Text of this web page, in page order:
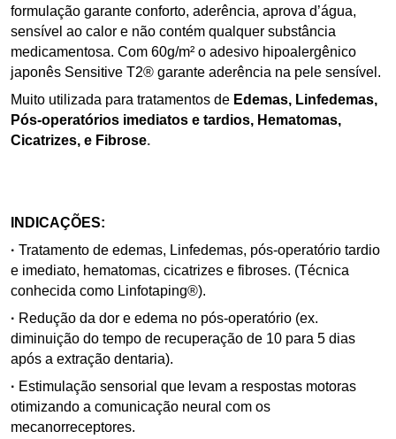
formulação garante conforto, aderência, aprova d’água,
sensível ao calor e não contém qualquer substância
medicamentosa. Com 60g/m² o adesivo hipoalergênico
japonês Sensitive T2® garante aderência na pele sensível.
Muito utilizada para tratamentos de Edemas, Linfedemas,
Pós-operatórios imediatos e tardios, Hematomas,
Cicatrizes, e Fibrose.
INDICAÇÕES:
· Tratamento de edemas, Linfedemas, pós-operatório tardio
e imediato, hematomas, cicatrizes e fibroses. (Técnica
conhecida como Linfotaping®).
· Redução da dor e edema no pós-operatório (ex.
diminuição do tempo de recuperação de 10 para 5 dias
após a extração dentaria).
· Estimulação sensorial que levam a respostas motoras
otimizando a comunicação neural com os
mecanorreceptores.